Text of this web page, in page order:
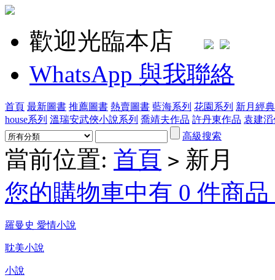
歡迎光臨本店
WhatsApp 與我聯絡
首頁 最新圖書 推薦圖書 熱賣圖書 藍海系列 花園系列 新月經
house系列 溫瑞安武俠小說系列 喬靖夫作品 許丹東作品 袁建
高級搜索
當前位置: 首頁 > 新月
您的購物車中有 0 件商
羅曼史 愛情小說
耽美小說
小說